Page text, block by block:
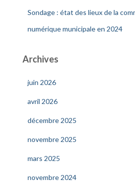
Sondage : état des lieux de la
numérique municipale en 2024
Archives
juin 2026
avril 2026
décembre 2025
novembre 2025
mars 2025
novembre 2024